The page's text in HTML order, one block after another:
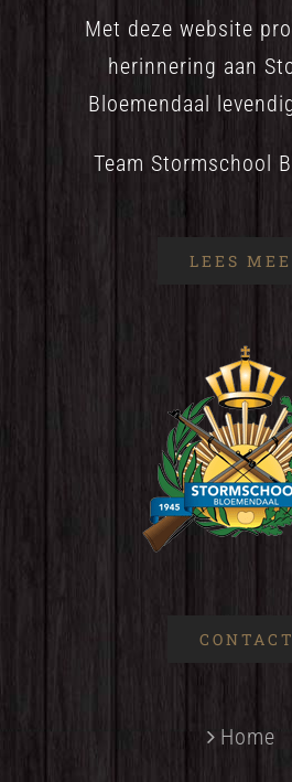
Met deze website
herinnering aan
Bloemendaal
Team Stormschool
LEES
CONTACT
Home